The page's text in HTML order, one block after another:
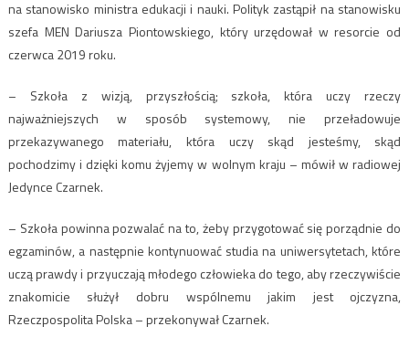
na stanowisko ministra edukacji i nauki. Polityk zastąpił na stanowisku
szefa MEN Dariusza Piontowskiego, który urzędował w resorcie od
czerwca 2019 roku.
– Szkoła z wizją, przyszłością; szkoła, która uczy rzeczy
najważniejszych w sposób systemowy, nie przeładowuje
przekazywanego materiału, która uczy skąd jesteśmy, skąd
pochodzimy i dzięki komu żyjemy w wolnym kraju – mówił w radiowej
Jedynce Czarnek.
– Szkoła powinna pozwalać na to, żeby przygotować się porządnie do
egzaminów, a następnie kontynuować studia na uniwersytetach, które
uczą prawdy i przyuczają młodego człowieka do tego, aby rzeczywiście
znakomicie służył dobru wspólnemu jakim jest ojczyzna,
Rzeczpospolita Polska – przekonywał Czarnek.